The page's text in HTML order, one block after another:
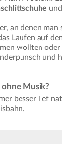
an denen
Laufen auf
wollten oder
und
Musik?
besser lief